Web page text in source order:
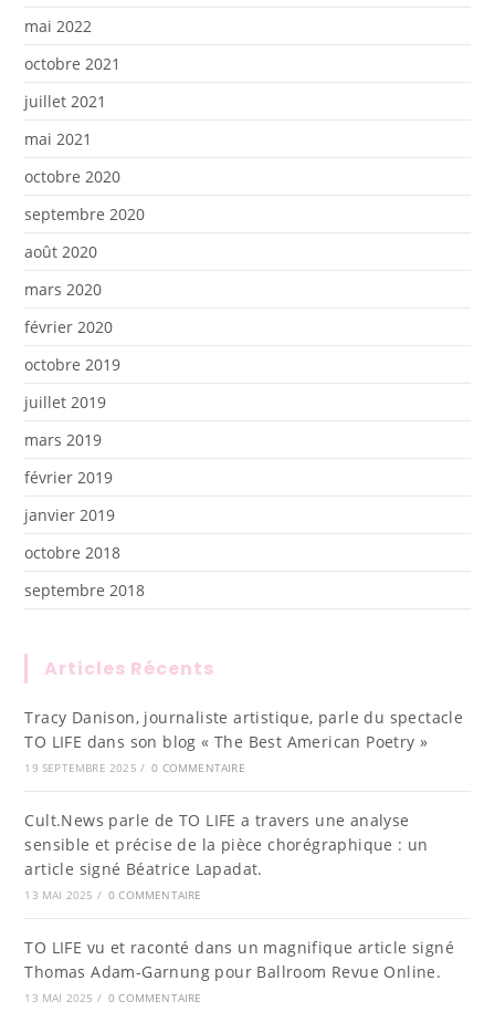
mai 2022
octobre 2021
juillet 2021
mai 2021
octobre 2020
septembre 2020
août 2020
mars 2020
février 2020
octobre 2019
juillet 2019
mars 2019
février 2019
janvier 2019
octobre 2018
septembre 2018
Articles Récents
Tracy Danison, journaliste artistique, parle du spectacle
TO LIFE dans son blog « The Best American Poetry »
19 SEPTEMBRE 2025 / 0 COMMENTAIRE
Cult.News parle de TO LIFE a travers une analyse
sensible et précise de la pièce chorégraphique : un
article signé Béatrice Lapadat.
13 MAI 2025 / 0 COMMENTAIRE
TO LIFE vu et raconté dans un magnifique article signé
Thomas Adam-Garnung pour Ballroom Revue Online.
13 MAI 2025 / 0 COMMENTAIRE